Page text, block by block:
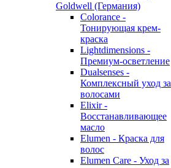
Goldwell (Германия)
Colorance -
Тонирующая крем-
краска
Lightdimensions -
Премиум-осветление
Dualsenses -
Комплексный уход за
волосами
Elixir -
Восстанавливающее
масло
Elumen - Краска для
волос
Elumen Care - Уход за